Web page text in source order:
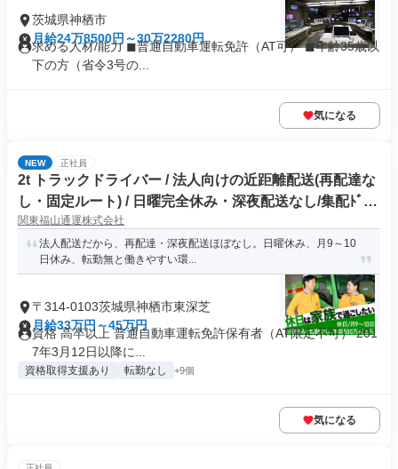
茨城県神栖市
月給24万8500円～30万2280円
求める人材/能力 ◼︎普通自動車運転免許（AT可） ◼︎年齢35歳以
下の方（省令3号の...
気になる
NEW 正社員
2t トラックドライバー / 法人向けの近距離配送(再配達な
し・固定ルート) / 日曜完全休み・深夜配送なし/集配ﾄﾞﾗｲ
ﾊﾞｰ2t(正社員)
関東福山通運株式会社
法人配送だから、再配達・深夜配送ほぼなし。日曜休み、月9～10
日休み、転勤無と働きやすい環...
〒314-0103茨城県神栖市東深芝
月給33万円～45万円
資格 高卒以上 普通自動車運転免許保有者（AT限定不可） 201
7年3月12日以降に...
資格取得支援あり 転勤なし +9個
気になる